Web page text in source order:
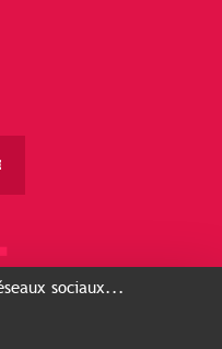
sociaux...